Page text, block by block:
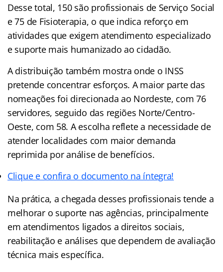
Desse total, 150 são profissionais de Serviço Social
e 75 de Fisioterapia, o que indica reforço em
atividades que exigem atendimento especializado
e suporte mais humanizado ao cidadão.
A distribuição também mostra onde o INSS
pretende concentrar esforços. A maior parte das
nomeações foi direcionada ao Nordeste, com 76
servidores, seguido das regiões Norte/Centro-
Oeste, com 58. A escolha reflete a necessidade de
atender localidades com maior demanda
reprimida por análise de benefícios.
Clique e confira o documento na íntegra!
Na prática, a chegada desses profissionais tende a
melhorar o suporte nas agências, principalmente
em atendimentos ligados a direitos sociais,
reabilitação e análises que dependem de avaliação
técnica mais específica.